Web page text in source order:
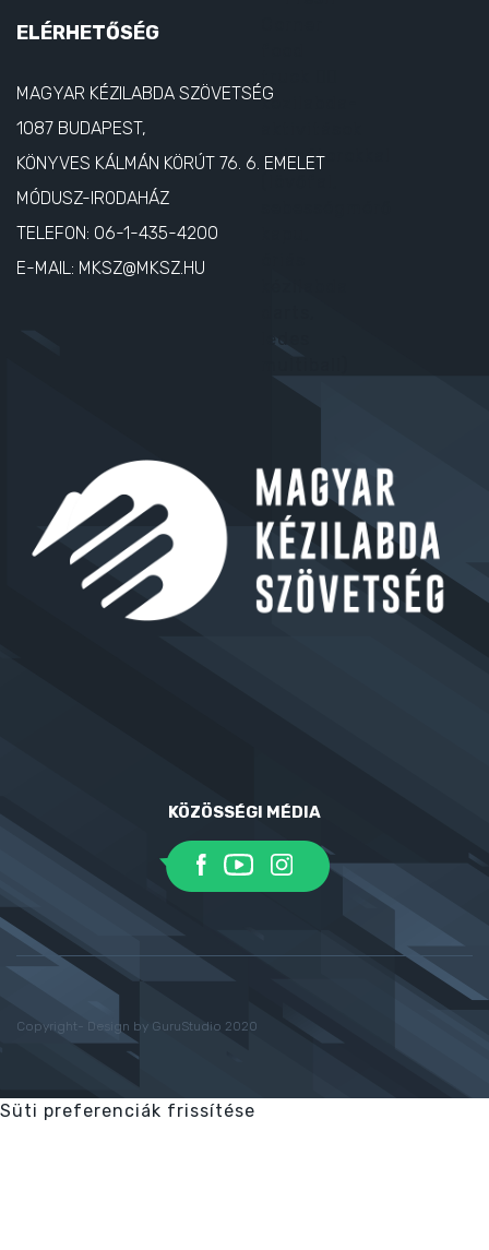
ELÉRHETŐSÉG
MAGYAR KÉZILABDA SZÖVETSÉG
1087 BUDAPEST,
KÖNYVES KÁLMÁN KÖRÚT 76. 6. EMELET
MÓDUSZ-IRODAHÁZ
TELEFON: 06-1-435-4200
E-MAIL: MKSZ@MKSZ.HU
KÖZÖSSÉGI MÉDIA
Copyright- Design by GuruStudio 2020
Süti preferenciák frissítése